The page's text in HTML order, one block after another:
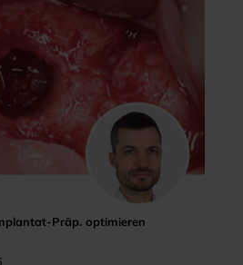
Präp. optimieren